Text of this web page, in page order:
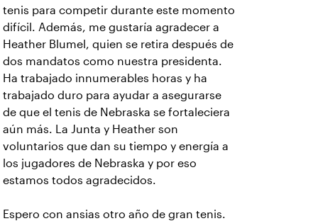
tenis para competir durante este momento
difícil. Además, me gustaría agradecer a
Heather Blumel, quien se retira después de
dos mandatos como nuestra presidenta.
Ha trabajado innumerables horas y ha
trabajado duro para ayudar a asegurarse
de que el tenis de Nebraska se fortaleciera
aún más. La Junta y Heather son
voluntarios que dan su tiempo y energía a
los jugadores de Nebraska y por eso
estamos todos agradecidos.
Espero con ansias otro año de gran tenis.